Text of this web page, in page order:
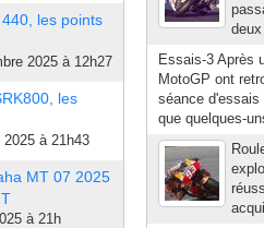
les points
2025 à 12h27
les
à 21h43
MT 07 2025
à 21h
Essais-3 Après
MotoGP ont
séance
que quelques-